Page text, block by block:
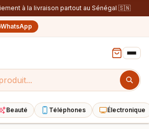
à la livraison partout au Sénégal 🇸🇳
WhatsApp
Beauté Téléphones Électronique